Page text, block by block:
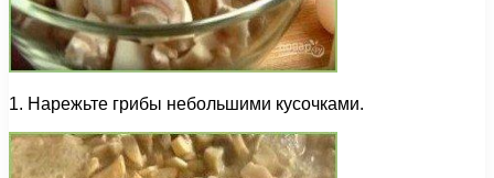
1. Нарежьте грибы небольшими кусочками.